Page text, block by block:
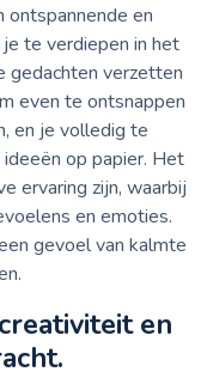
ontspannende en
te verdiepen in het
gedachten verzetten
even te ontsnappen
en je volledig te
op papier. Het
ervaring zijn, waarbij
en emoties.
gevoel van kalmte
en